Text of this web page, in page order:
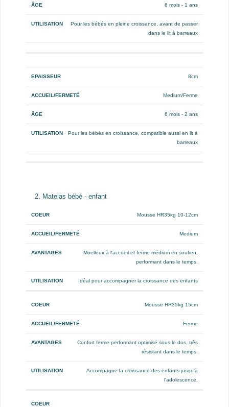
6 mois - 1 ans
Pour les bébés en pleine croissance, avant de passer
dans le lit à barreaux
8cm
Medium/Ferme
6 mois - 2 ans
Pour les bébés en croissance, compatible aussi en lit à
barreaux
2. Matelas bébé - enfant
Coeur Avantages Utilisation
Mousse HR35kg 10-12cm
Medium
Moelleux à l'accueil et ferme médium en soutien,
performant dans le temps.
Idéal pour accompagner la croissance des enfants
Mousse HR35kg 15cm
Ferme
Confort ferme performant optimisé sous le dos, très
résistant dans le temps.
Accompagne la croissance des enfants jusqu'à
l'adolescence.